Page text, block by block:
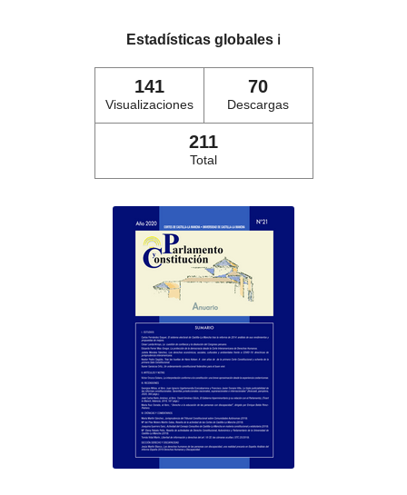
Estadísticas globales ℹ️
141
Visualizaciones
70
Descargas
211
Total